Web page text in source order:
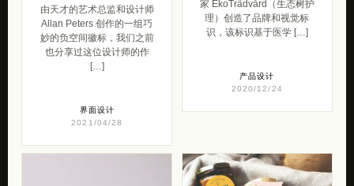
由天才的艺术总监和设计师
Allan Peters 创作的一组巧
妙的负空间徽标，我们之前
也分享过这位设计师的作
[…]
界面设计
2021/04/28
家 EkoTrädvård（生态树护
理）创造了品牌和视觉标
识，该标识基于医学 […]
产品设计
2020/12/24